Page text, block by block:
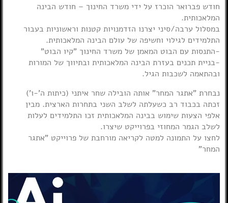
חודש פברואר הוכרז על ידי משרד החינוך – חודש הבינה
המלאכותית.
במסלול ערבה/סיני יצרנו הזדמנויות קטנות וראשוניות בעבור
התלמידים לגילוי וחשיפה של עולם הבינה המלאכותית.
-התנסות עם הבוט המאמן של משרד החינוך "קיו הבוט"
-בניית תכנים בעזרת הבינה המלאכותית ובתיווך של המורות
ובהתאמה לשכבות הגיל.
נבחרת "אתגר המחר" אותה הובילה שחר איתני (כיתות ה'-ו')
זכתה בכבוד רב כשעלתה לשלב השני בתחרות הארצית. מבין
אלפי הצעות שימוש בבינה המלאכותית זכו התלמידים לעלות
לשלב הגמר המחוזי בפרוייקט שיצרו.
לחצו על התמונה למטה לקריאה מורחבת של פרוייקט "אתגר
המחר"